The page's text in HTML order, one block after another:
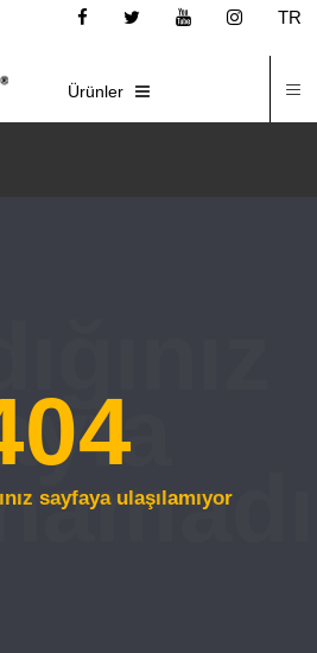
TR
Ürünler
sayfaya ulaşılamıyor